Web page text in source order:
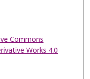
Commons
Works 4.0